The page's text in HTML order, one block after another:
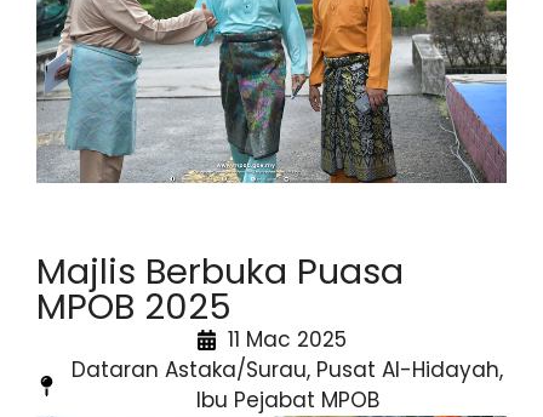
Majlis Berbuka Puasa
MPOB 2025
11 Mac 2025
Dataran Astaka/Surau, Pusat Al-Hidayah,
Ibu Pejabat MPOB